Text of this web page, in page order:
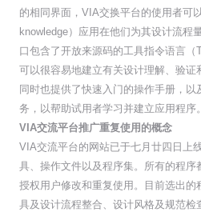
的相同界面，VIA交换平台的使用者可
knowledge）应用在他们为其设计流程
口包含了开放来源码的工具指令语言
可以很容易地建立有关设计理解、验
同时也提供了快速入门的操作手册，
务，以帮助试用者学习并建立应用程序。
VIA交流平台推广重复使用的概念
VIA交流平台的网站已于七月廿四日上
具、操作文件以及程序集。所有的程
授权用户修改和重复使用。目前选出的
具及设计流程整合、设计风格及规范